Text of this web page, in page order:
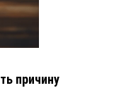
причину